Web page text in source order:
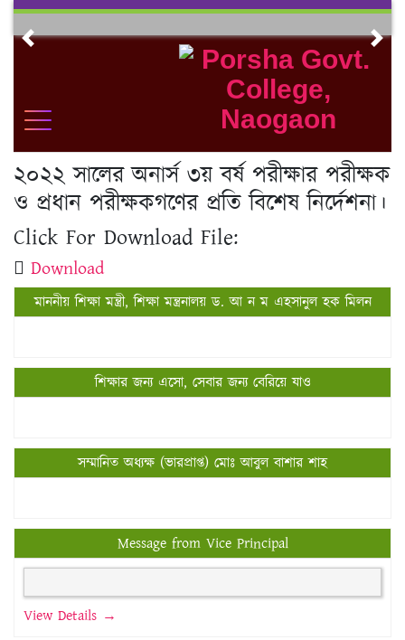
Skip
contentPrevious
২০২২ সালের অনার্স ৩য় বর্ষ পরীক্ষার পরীক্ষক
ও প্রধান পরীক্ষকগণের প্রতি বিশেষ নির্দেশনা।
Click For Download File:
Download
মাননীয় শিক্ষা মন্ত্রী, শিক্ষা মন্ত্রনালয় ড. আ ন ম এহসানুল হক মিলন
শিক্ষার জন্য এসো, সেবার জন্য বেরিয়ে যাও
সম্মানিত অধ্যক্ষ (ভারপ্রাপ্ত) মোঃ আবুল বাশার শাহ
Message from Vice Principal
View Details →